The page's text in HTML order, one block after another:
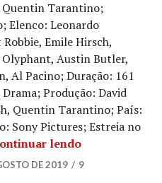
Quentin Tarantino;
Elenco: Leonardo
Emile Hirsch,
Austin Butler,
Al Pacino; Duração: 161
Produção: David
Quentin Tarantino; País:
Sony Pictures; Estreia no
lendoCrítica | Era
DE 2019
9